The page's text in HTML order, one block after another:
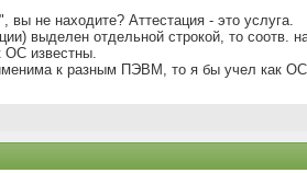
вы не находите? Аттестация - это услуга.
выделен отдельной строкой, то соотв.
ОС известны.
к разным ПЭВМ, то я бы учел как